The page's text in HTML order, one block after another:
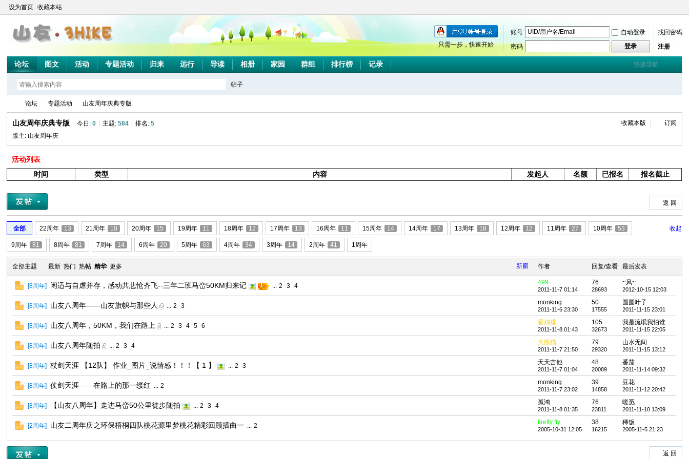
设为首页 收藏本站
账号 自动登录
找回密码
密码
登录 注册
只需一步，快速开始
快捷导航
论坛 图文 活动 专题活动 归来 远行 导读 相册 家园 群组 排行榜 记录
帖子
山
友
»
论坛
›
专题活动
›
山友周年庆典专版
收藏本版 订阅
山友周年庆典专版 今日:0 主题:584 排名:5
版主: 山友周年庆
活动列表
时间
类型 内容 发起人 名额 已报名 报名截止
返 回
收起
全部 22周年 13 21周年 10 20周年 15 19周年 11 18周年 12 17周年 13 16周年 11 15周年 14 14周年 17 13周年 18 12周年 12 11周年 27 10周年 53
9周年 81 8周年 81 7周年 14 6周年 20 5周年 63 4周年 34 3周年 14 2周年 41 1周年
新窗
全部主题 最新 热门 热帖 精华 更多 作者 回复/查看 最后发表
[8周年] 闲适与自虐并存，感动共悲怆齐飞--三年二班马峦50KM归来记 ... 2 3 4 499
2011-11-7 01:14
76
28693
~风~
2012-10-15 12:03
[8周年] 山友八周年——山友旗帜与那些人 ... 2 3 monking
2011-11-6 23:30
50
17555
圆圆叶子
2011-11-15 23:01
[8周年] 山友八周年，50KM，我们在路上 ... 2 3 4 5 6 香鸡排
2011-11-8 01:43
105
32673
我是流氓我怕谁
2011-11-15 22:05
[8周年] 山友八周年随拍 ... 2 3 4 大熊猫
2011-11-7 21:50
79
29320
山水无间
2011-11-15 13:12
[8周年] 杖剑天涯 【12队】 作业_图片_说情感！！！【 1 】 ... 2 3 天天吉他
2011-11-7 01:04
48
20089
番茄
2011-11-14 09:32
[8周年] 仗剑天涯——在路上的那一缕红 ... 2 monking
2011-11-7 23:02
39
14858
豆花
2011-11-12 20:42
[8周年] 【山友八周年】走进马峦50公里徒步随拍 ... 2 3 4 孤鸿
2011-11-8 01:35
76
23811
嗟觅
2011-11-10 13:09
[2周年] 山友二周年庆之环保梧桐四队桃花源里梦桃花精彩回顾插曲一 ... 2 firefly fly
2005-10-31 12:05
38
16215
稀饭
2005-11-5 21:23
返 回